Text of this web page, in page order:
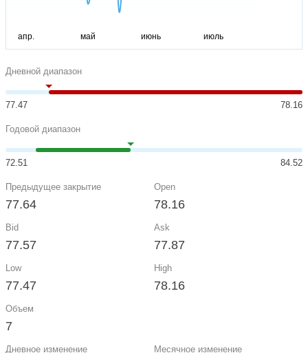
Дневной диапазон
77.47 78.16
Годовой диапазон
72.51 84.52
Предыдущее закрытие
77.64
Open
78.16
Bid
77.57
Ask
77.87
Low
77.47
High
78.16
Объем
7
Дневное изменение Месячное изменение